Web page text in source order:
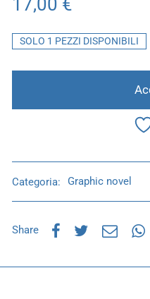
SOLO 1 PEZZI DISPONIBILI
Categoria: Graphic novel
Share